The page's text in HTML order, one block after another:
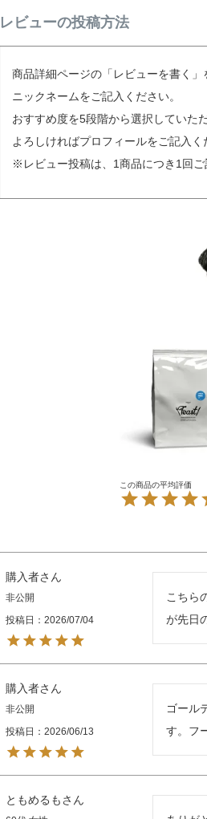
レビューの投稿方法
商品詳細ページの「レビューを書く」
ニックネームをご記入ください。
おすすめ度を5段階から選択していた
よろしければプロフィールをご記入く
※レビュー投稿は、1商品につき1回ご
購入者
非公開
投稿日
2026/07/04
こちら
が先日
購入者
非公開
投稿日
2026/06/13
ゴール
す。フ
ともめるも